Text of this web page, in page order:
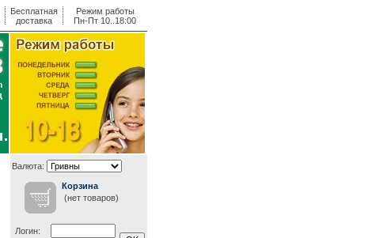
Бесплатная
доставка
Режим работы
Пн-Пт 10..18:00
Валюта:
Корзина
(нет товаров)
Логин: